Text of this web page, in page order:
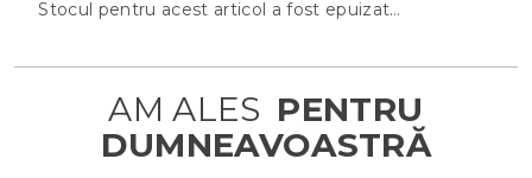
Stocul pentru acest articol a fost epuizat…